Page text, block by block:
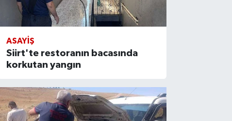
ASAYIŞ
Siirt'te restoranın bacasında
korkutan yangın